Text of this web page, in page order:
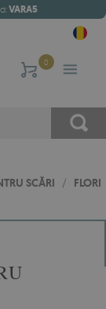
VARA5
0
SCĂRI / FLORI